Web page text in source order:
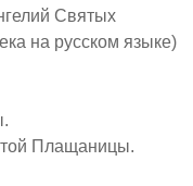
Святых
на русском языке)
Плащаницы.